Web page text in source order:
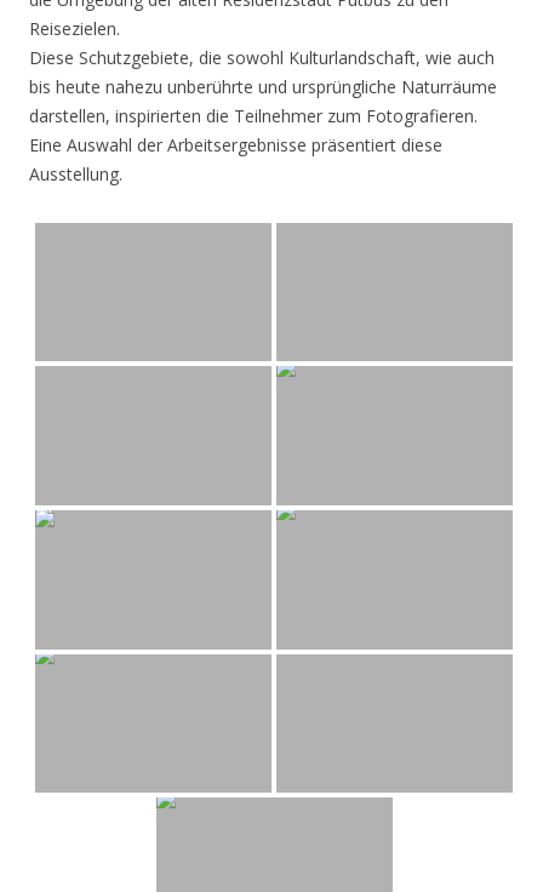
Reisezielen.
Diese Schutzgebiete, die sowohl Kulturlandschaft, wie auch
bis heute nahezu unberührte und ursprüngliche Naturräume
darstellen, inspirierten die Teilnehmer zum Fotografieren.
Eine Auswahl der Arbeitsergebnisse präsentiert diese
Ausstellung.